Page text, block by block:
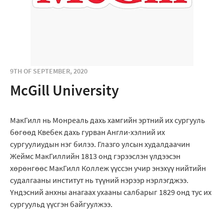
9TH OF SEPTEMBER, 2020
McGill University
МакГилл нь Монреаль дахь хамгийн эртний их сургууль
бөгөөд Квебек дахь гурван Англи-хэлний их
сургуулиудын нэг билээ. Глазго улсын худалдаачин
Жеймс МакГиллийн 1813 онд гэрээслэн үлдээсэн
хөрөнгөөс МакГилл Коллеж үүссэн учир энэхүү нийтийн
судалгааны институт нь түүний нэрээр нэрлэгджээ.
Үндэсний анхны анагаах ухааны салбарыг 1829 онд тус их
сургуульд үүсгэн байгуулжээ.